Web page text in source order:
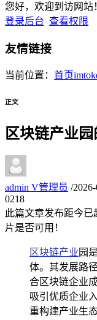
您好，欢迎到访网站
登录后台 查看权限
友情链接
当前位置： 首页
正文
区块链产业
admin V管理员 /
0218
此篇文章发布距今已
片是否可用！
区块链产业 园
体。其发展路
合区块链企业
吸引优质企业
重构建产业生